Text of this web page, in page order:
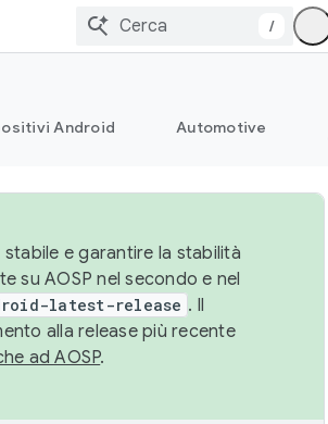
/
Android Automotive
e garantire la stabilità
su AOSP nel secondo e nel
latest-release . Il
alla release più recente
ad AOSP.